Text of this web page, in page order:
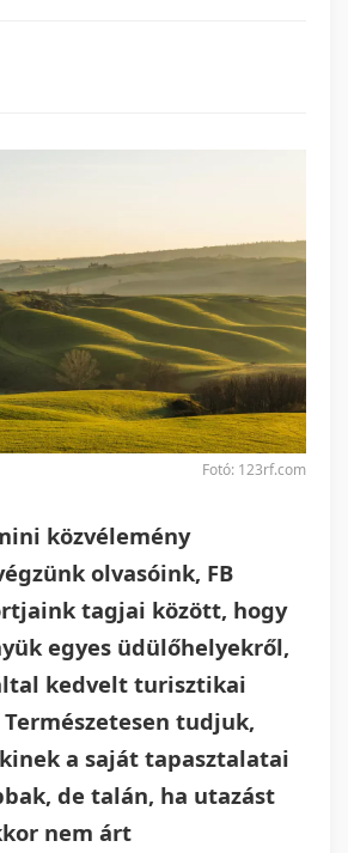
Fotó: 123rf.com
közvélemény
olvasóink, FB
tagjai között, hogy
egyes üdülőhelyekről,
kedvelt turisztikai
tudjuk,
a saját tapasztalatai
de talán, ha utazást
nem árt